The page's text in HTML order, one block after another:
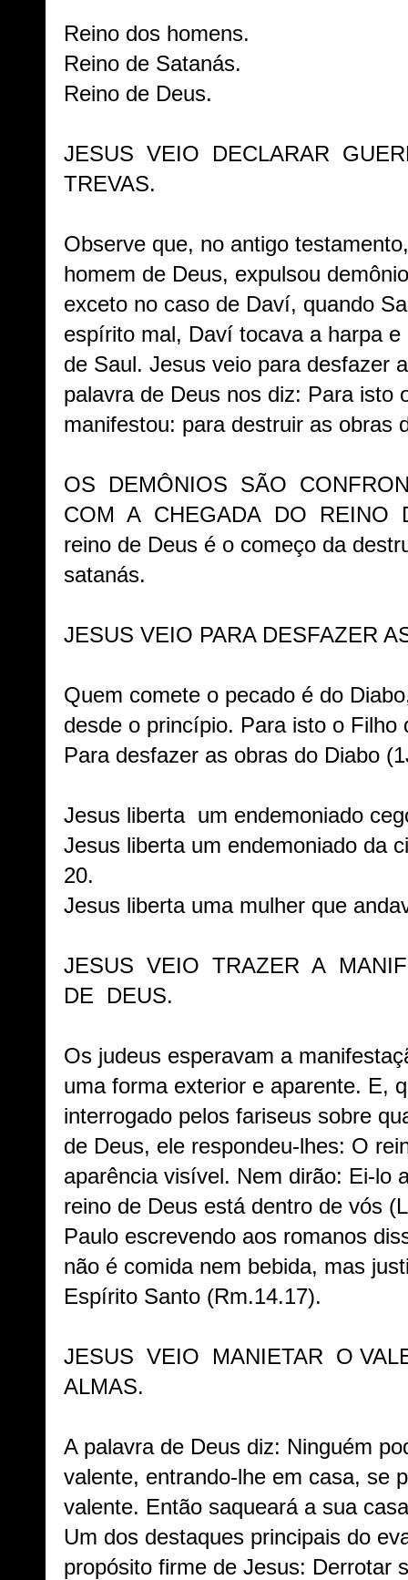
Reino dos homens.
Reino de Satanás.
Reino de Deus.
JESUS VEIO DECLARAR
TREVAS.
Observe que, no antigo
homem de Deus, expulsou
exceto no caso de Daví, quando
espírito mal, Daví tocava a harpa
de Saul. Jesus veio para desfazer
palavra de Deus nos diz: Para isto
manifestou: para destruir as obras
OS DEMÔNIOS SÃO
COM A CHEGADA DO REINO
reino de Deus é o começo da
satanás.
JESUS VEIO PARA DESFAZER
Quem comete o pecado é do
desde o princípio. Para isto o Filho
Para desfazer as obras do Diabo (
Jesus liberta um endemoniado
Jesus liberta um endemoniado da
20.
Jesus liberta uma mulher que
JESUS VEIO TRAZER A
DE DEUS.
Os judeus esperavam a
uma forma exterior e aparente. E,
interrogado pelos fariseus sobre
de Deus, ele respondeu-lhes: O
aparência visível. Nem dirão: Ei-lo
reino de Deus está dentro de vós (
Paulo escrevendo aos romanos
não é comida nem bebida, mas
Espírito Santo (Rm.14.17).
JESUS VEIO MANIETAR O
ALMAS.
A palavra de Deus diz: Ninguém
valente, entrando-lhe em casa, se
valente. Então saqueará a sua
Um dos destaques principais do
propósito firme de Jesus: Derrotar